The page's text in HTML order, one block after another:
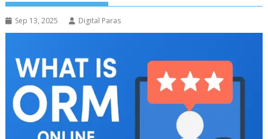
Sep 13, 2025 Digital Paras